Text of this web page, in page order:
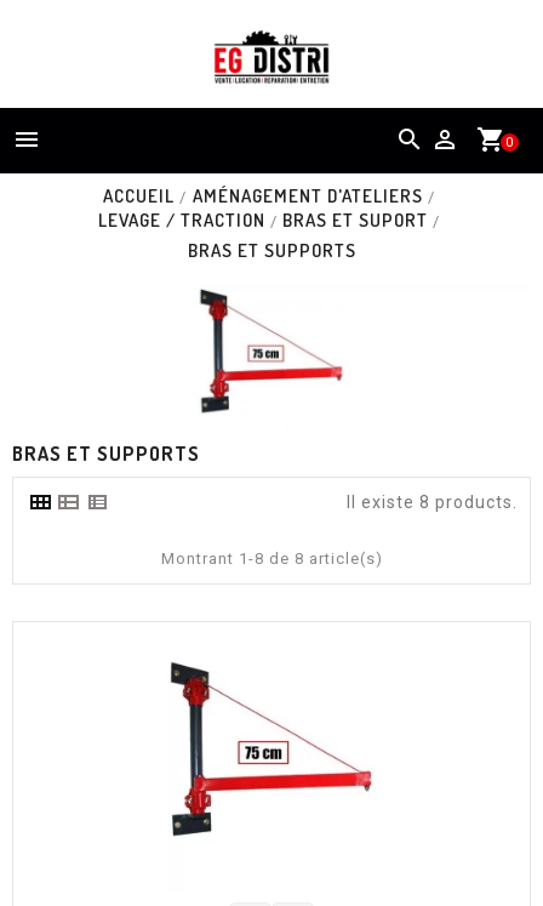
shopping_cart0
 
ACCUEIL
AMÉNAGEMENT D'ATELIERS
LEVAGE / TRACTION
BRAS ET SUPORT
BRAS ET SUPPORTS
BRAS ET SUPPORTS
Il existe 8 products.
Montrant 1-8 de 8 article(s)